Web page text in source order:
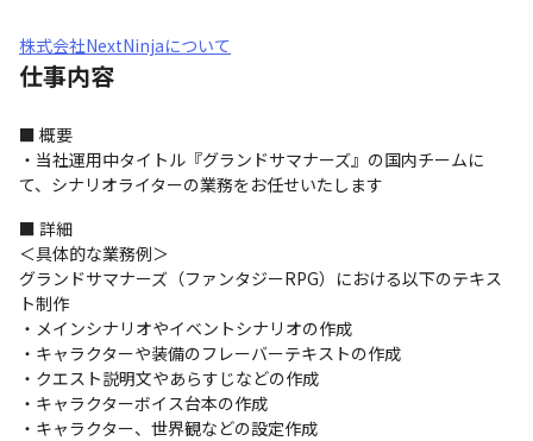
株式会社NextNinjaについて
仕事内容
■ 概要
・当社運用中タイトル『グランドサマナーズ』の国内チームに
て、シナリオライターの業務をお任せいたします
■ 詳細
＜具体的な業務例＞
グランドサマナーズ（ファンタジーRPG）における以下のテキス
ト制作
・メインシナリオやイベントシナリオの作成
・キャラクターや装備のフレーバーテキストの作成
・クエスト説明文やあらすじなどの作成
・キャラクターボイス台本の作成
・キャラクター、世界観などの設定作成